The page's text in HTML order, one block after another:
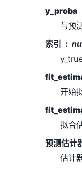
y_proba
与预
索引
开始
拟合
预测估计
估计